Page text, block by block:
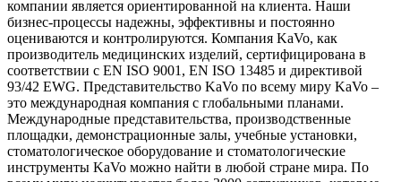
компании является ориентированной на клиента. Наши
бизнес-процессы надежны, эффективны и постоянно
оцениваются и контролируются. Компания KaVo, как
производитель медицинских изделий, сертифицирована в
соответствии с EN ISO 9001, EN ISO 13485 и директивой
93/42 EWG. Представительство KaVo по всему миру KaVo –
это международная компания с глобальными планами.
Международные представительства, производственные
площадки, демонстрационные залы, учебные установки,
стоматологическое оборудование и стоматологические
инструменты KaVo можно найти в любой стране мира. По